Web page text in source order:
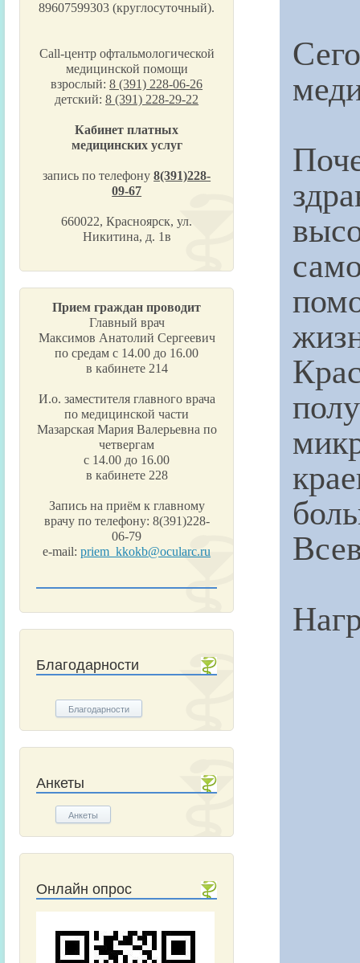
89607599303 (круглосуточный).
Call-центр офтальмологической
медицинской помощи
взрослый:8 (391) 228-06-26
детский:8 (391) 228-29-22
Кабинет платных
медицинских услуг
запись по телефону8(391)228-
09-67
660022, Красноярск, ул.
Никитина, д. 1в
Прием граждан проводит
Главный врач
Максимов Анатолий Сергеевич
по средам с 14.00 до 16.00
в кабинете 214
И.о. заместителя главного врача
по медицинской части
Мазарская Мария Валерьевна по
четвергам
с 14.00 до 16.00
в кабинете 228
Запись на приём к главному
врачу по телефону: 8(391)228-
06-79
e-mail:priem_kkokb@ocularc.ru
Благодарности
Благодарности
Анкеты
Анкеты
Онлайн опрос